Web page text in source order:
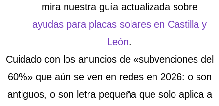
mira nuestra guía actualizada sobre
ayudas para placas solares en Castilla y
León.
Cuidado con los anuncios de «subvenciones del
60%» que aún se ven en redes en 2026: o son
antiguos, o son letra pequeña que solo aplica a